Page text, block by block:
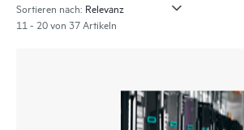
Sortieren nach:
11 - 20 von 37 Artikeln